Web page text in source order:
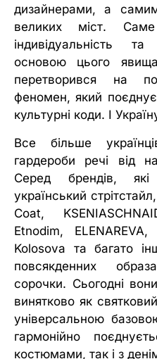
дизайнерами, а
великих міст.
індивідуальність
основою цього
перетворився на
феномен, який поєднує
культурні коди. І
Все більше
гардероби речі від
Серед брендів,
український
Coat,
Etnodim,
Kolosova та багато
повсякденних
сорочки. Сьогодні
винятково як
універсальною
гармонійно
костюмами, так і з